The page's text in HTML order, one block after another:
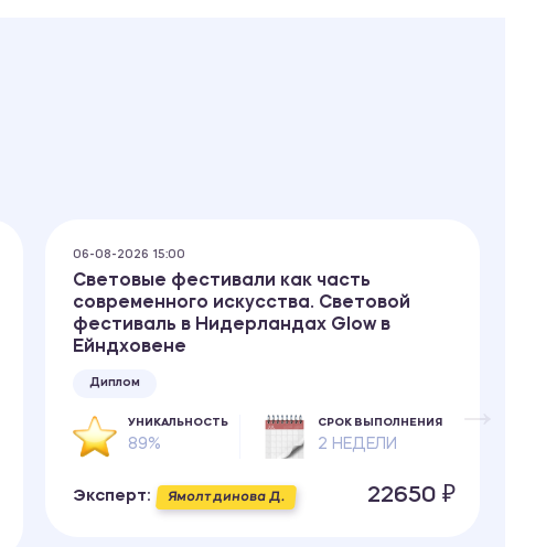
06-08-2026 15:00
Световые фестивали как часть
современного искусства. Световой
фестиваль в Нидерландах Glow в
Ейндховене
Диплом
УНИКАЛЬНОСТЬ
89%
СРОК ВЫПОЛНЕНИЯ
2 НЕДЕЛИ
Эксперт: Ямолтдинова Д. 22650 ₽